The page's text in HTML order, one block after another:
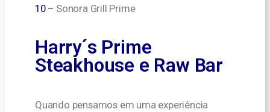
10 – Sonora Grill Prime
Harry´s Prime
Steakhouse e Raw Bar
Quando pensamos em uma experiência